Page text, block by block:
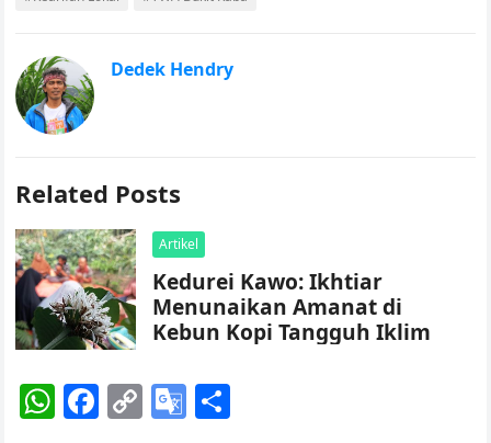
Dedek Hendry
Related Posts
Artikel
Kedurei Kawo: Ikhtiar
Menunaikan Amanat di
Kebun Kopi Tangguh Iklim
W F C G